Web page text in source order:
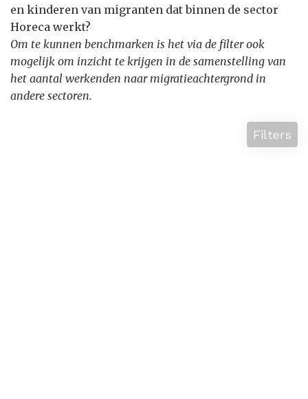
en kinderen van migranten dat binnen de sector
Horeca werkt?
Om te kunnen benchmarken is het via de filter ook
mogelijk om inzicht te krijgen in de samenstelling van
het aantal werkenden naar migratieachtergrond in
andere sectoren.
Filters